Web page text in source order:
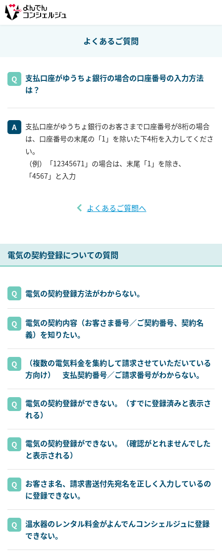
よくあるご質問
支払口座がゆうちょ銀行の場合の口座番号の入力方法
は？
支払口座がゆうちょ銀行のお客さまで口座番号が8桁の場合
は、口座番号の末尾の「1」を除いた下4桁を入力してくださ
い。
（例）「12345671」の場合は、末尾「1」を除き、
「4567」と入力
よくあるご質問へ
電気の契約登録についての質問
電気の契約登録方法がわからない。
電気の契約内容（お客さま番号／ご契約番号、契約名
義）を知りたい。
（複数の電気料金を集約して請求させていただいている
方向け） 支払契約番号／ご請求番号がわからない。
電気の契約登録ができない。（すでに登録済みと表示さ
れる）
電気の契約登録ができない。（確認がとれませんでした
と表示される）
お客さま名、請求書送付先宛名を正しく入力しているの
に登録できない。
温水器のレンタル料金がよんでんコンシェルジュに登録
できない。